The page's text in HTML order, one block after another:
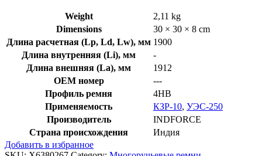
Weight
2,11 kg
Dimensions
30 × 30 × 8 cm
Длина расчетная (Lp, Ld, Lw), мм 1900
Длина внутренняя (Li), мм
-
Длина внешняя (La), мм
1912
OEM номер
---
Профиль ремня
4HB
Применяемость
КЗР-10, УЭС-250
Производитель
INDFORCE
Страна происхождения
Индия
Добавить в избранное